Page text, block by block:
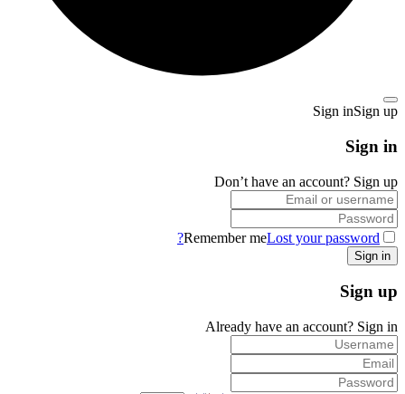
Sign inSign up
Sign in
Don’t have an account? Sign up
Remember meLost your password?
Sign up
Already have an account? Sign in